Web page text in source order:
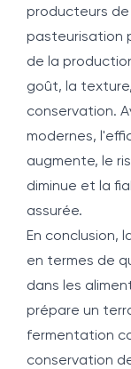
producteurs
pasteurisation
de la
goût, la
conservation.
modernes,
augmente, le
diminue et la
assurée.
En conclusion,
en termes de
dans les
prépare un
fermentation
conservation